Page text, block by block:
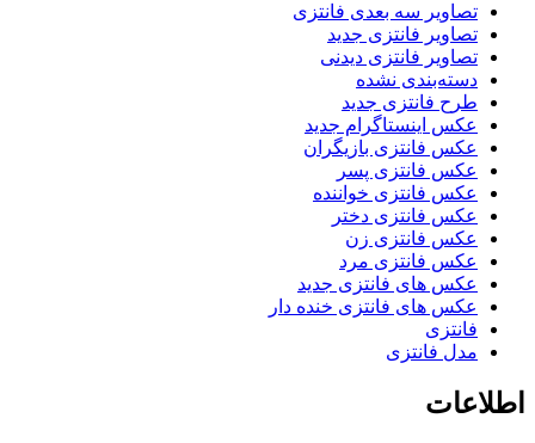
تصاویر سه بعدی فانتزی
تصاویر فانتزی جدید
تصاویر فانتزی دیدنی
دسته‌بندی نشده
طرح فانتزی جدید
عکس اینستاگرام جدید
عکس فانتزی بازیگران
عکس فانتزی پسر
عکس فانتزی خواننده
عکس فانتزی دختر
عکس فانتزی زن
عکس فانتزی مرد
عکس های فانتزی جدید
عکس های فانتزی خنده دار
فانتزی
مدل فانتزی
اطلاعات